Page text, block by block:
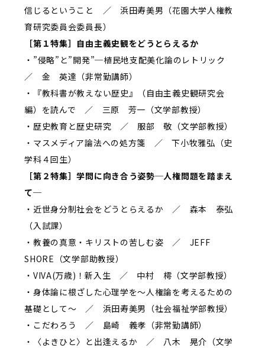
信じるということ ／ 浜田寿美男（花園大学人権教
育研究委員会委員長）
［第１特集］自由主義史観をどうとらえるか
・”侵略”と”開発”─植民地支配美化論のレトリック
／ 金 英達（非常勤講師）
・『教科書が教えない歴史』（自由主義史観研究会
編）を読んで ／ 三原 芳一（文学部教授）
・歴史教育と歴史研究 ／ 服部 敬（文学部教授）
・マスメディア論法への処方箋 ／ 下小牧雅弘（史
学科４回生）
［第２特集］学問に向き合う姿勢─人権問題を踏まえ
て─
・近世身分制社会をどうとらえるか ／ 森本 泰弘
（入試課）
・教養の真意・キリストの苦しむ姿 ／ JEFF
SHORE（文学部助教授）
・VIVA(万歳)！新入生 ／ 中村 樗（文学部教授）
・身体論に根ざした心理学を～人権論を考えるための
基礎として～ ／ 浜田寿美男（社会福祉学部教授）
・こだわろう ／ 島崎 義孝（非常勤講師）
・〈よきひと〉と出逢えるか ／ 八木 晃介（文学